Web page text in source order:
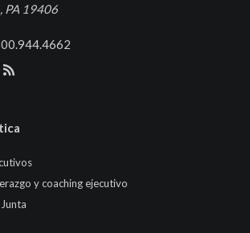
PA 19406
y coaching ejecutivo